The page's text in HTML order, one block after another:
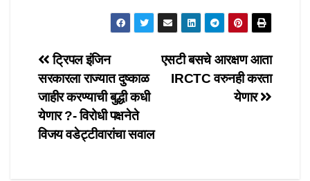
Post
navigation
एसटी बसचे आरक्षण आता
IRCTC वरुनही करता
येणार
ट्रिपल इंजिन
सरकारला राज्यात दुष्काळ
जाहीर करण्याची बुद्धी कधी
येणार ?- विरोधी पक्षनेते
विजय वडेट्टीवारांचा सवाल